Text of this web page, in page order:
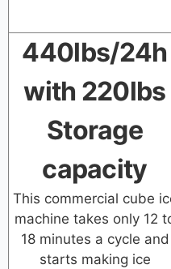
440lbs/24h
with 220lbs
Storage
capacity
This commercial cube
machine takes only 12
18 minutes a cycle and
starts making ice